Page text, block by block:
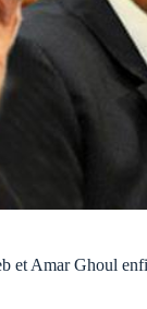
et Amar Ghoul